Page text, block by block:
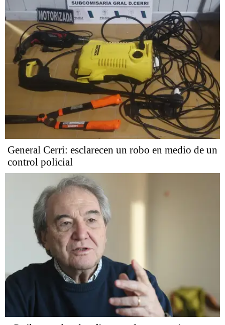
General Cerri: esclarecen un robo en medio de un
control policial